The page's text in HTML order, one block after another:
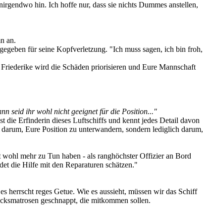
hin. Ich hoffe nur, dass sie nichts Dummes anstellen,
an.
für seine Kopfverletzung. "Ich muss sagen, ich bin froh,
wird die Schäden priorisieren und Eure Mannschaft
seid ihr wohl nicht geeignet für die Position..."
die Erfinderin dieses Luftschiffs und kennt jedes Detail davon
Eure Position zu unterwandern, sondern lediglich darum,
mehr zu Tun haben - als ranghöchster Offizier an Bord
die Hilfe mit den Reparaturen schätzen."
herrscht reges Getue. Wie es aussieht, müssen wir das Schiff
geschnappt, die mitkommen sollen.